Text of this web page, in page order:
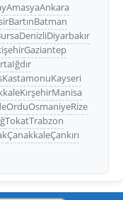
AmasyaAnkara
BartınBatman
DenizliDiyarbakır
Gaziantep
Iğdır
KastamonuKayseri
KırşehirManisa
OrduOsmaniyeRize
TokatTrabzon
ÇanakkaleÇankırı